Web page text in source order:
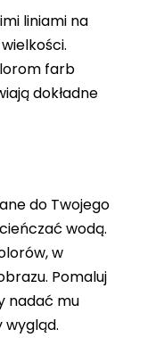
liniami na
farb
dokładne
do Twojego
wodą.
w
Pomaluj
nadać mu
wygląd.